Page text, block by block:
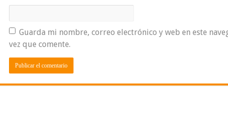
Guarda mi nombre, correo electrónico y web en este
vez que comente.